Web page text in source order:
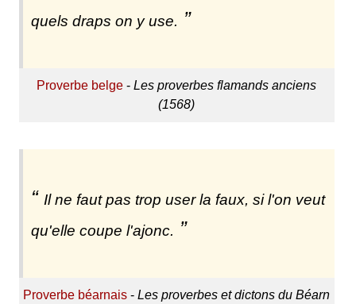
quels draps on y use.
Proverbe belge -Les proverbes flamands anciens
(1568)
Il ne faut pas trop user la faux, si l'on veut
qu'elle coupe l'ajonc.
Proverbe béarnais -Les proverbes et dictons du Béarn